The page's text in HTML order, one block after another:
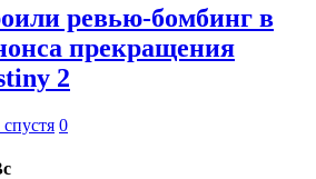
ревью-бомбинг в
прекращения
2
0